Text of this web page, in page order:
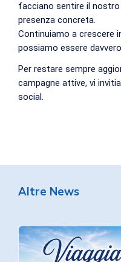
facciano sentire il
presenza concreta.
Continuiamo a crescere
possiamo essere davvero
Per restare sempre
campagne attive, vi
social.
Altre News